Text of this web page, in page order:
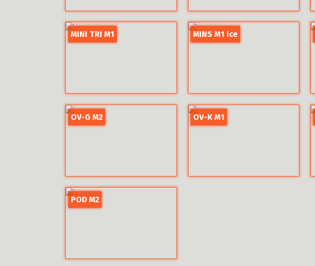
MINI TRI M1 MINS M1 Ice
OV-G M2 OV-K M1
POD M2